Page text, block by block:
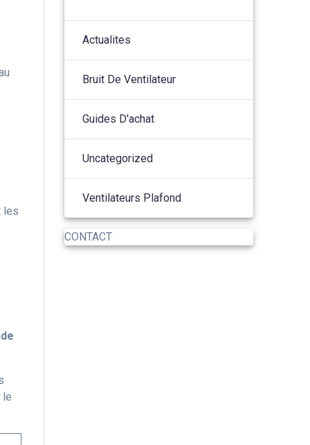
les
le
Actualites
Bruit De Ventilateur
Guides D'achat
Uncategorized
Ventilateurs Plafond
CONTACT